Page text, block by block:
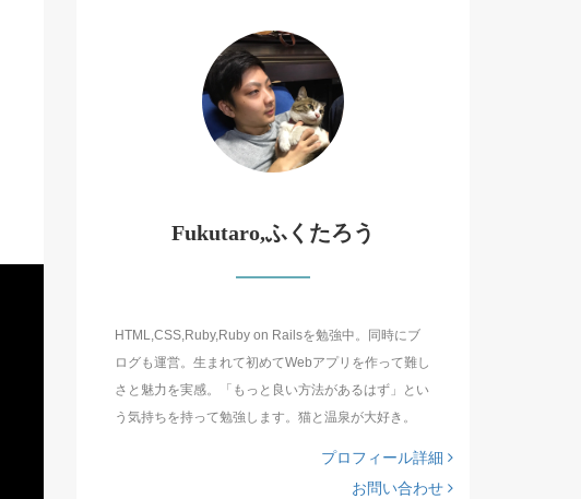
Fukutaro,ふくたろう
HTML,CSS,Ruby,Ruby on Railsを勉強中。同時にブ
ログも運営。生まれて初めてWebアプリを作って難し
さと魅力を実感。「もっと良い方法があるはず」とい
う気持ちを持って勉強します。猫と温泉が大好き。
プロフィール詳細
お問い合わせ